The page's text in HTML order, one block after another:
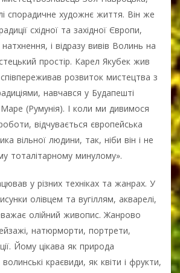
спорадичне художнє життя. Він же
східної та західної Європи,
і відразу вивів Волинь на
простір. Карел Якубек жив
розвиток мистецтва з
навчався у Будапешті
(Румунія). І коли ми дивимося
відчувається європейська
вільної людини, так, ніби він і не
тоталітарному минулому».
у різних техніках та жанрах. У
олівцем та вугіллям, акварелі,
олійний живопис. Жанрово
натюрморти, портрети,
Йому цікава як природа
краєвиди, як квіти і фрукти,